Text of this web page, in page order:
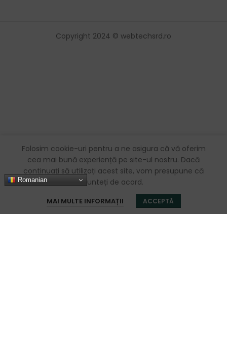
Copyright 2024 © webtechsrd.ro
Folosim cookie-uri pentru a ne asigura că vă oferim
cea mai bună experiență pe site-ul nostru. Dacă
continuați să utilizați acest site, vom presupune că
sunteți de acord.
MAI MULTE INFORMAȚII ACCEPTĂ
Romanian
Coș Contul meu